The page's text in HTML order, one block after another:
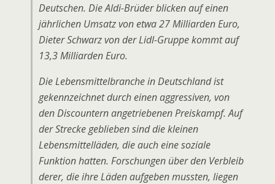
Deutschen. Die Aldi-Brüder blicken auf einen
jährlichen Umsatz von etwa 27 Milliarden Euro,
Dieter Schwarz von der Lidl-Gruppe kommt auf
13,3 Milliarden Euro.
Die Lebensmittelbranche in Deutschland ist
gekennzeichnet durch einen aggressiven, von
den Discountern angetriebenen Preiskampf. Auf
der Strecke geblieben sind die kleinen
Lebensmittelläden, die auch eine soziale
Funktion hatten. Forschungen über den Verbleib
derer, die ihre Läden aufgeben mussten, liegen